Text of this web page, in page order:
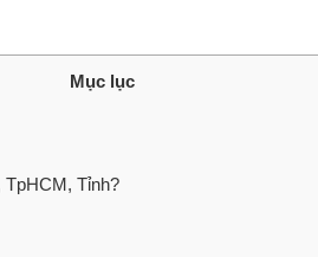
Mục lục
TpHCM, Tỉnh?